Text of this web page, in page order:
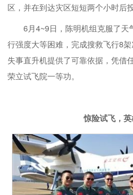
区，并在到达灾区短短两个小时后
6月4~9日，陈明机组克服了天
行强度大等困难，完成搜救飞行8
失事直升机提供了可靠依据，凭借
荣立试飞院一等功。
惊险试飞，